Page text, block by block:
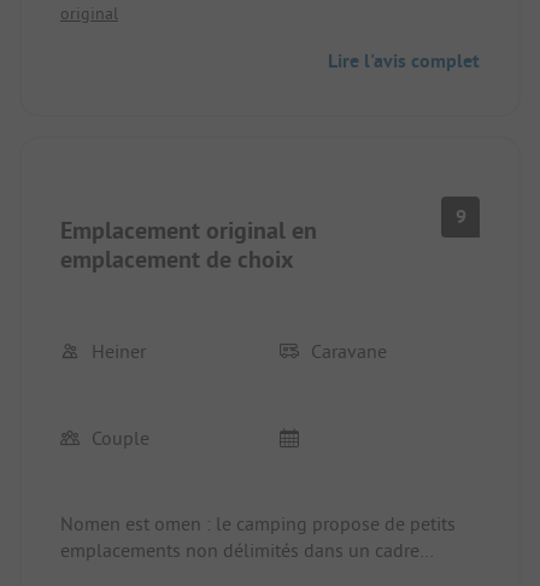
original
Lire l'avis complet
Emplacement original en
emplacement de choix
9
Heiner Caravane
Couple
Nomen est omen : le camping propose de petits
emplacements non délimités dans un cadre